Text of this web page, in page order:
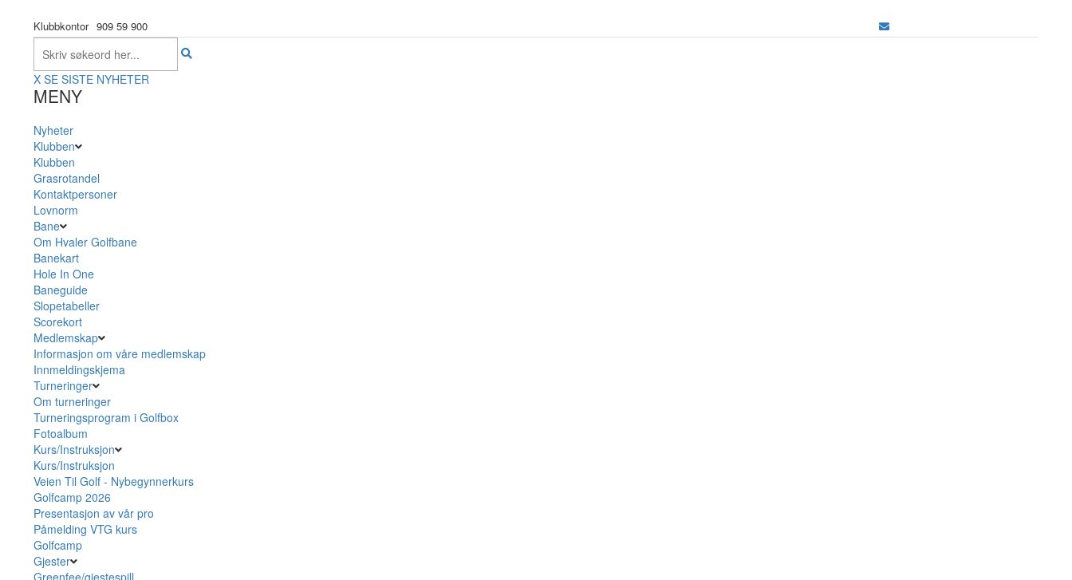
Klubbkontor 909 59 900
X SE SISTE NYHETER
MENY
Nyheter
Klubben
Klubben
Grasrotandel
Kontaktpersoner
Lovnorm
Bane
Om Hvaler Golfbane
Banekart
Hole In One
Baneguide
Slopetabeller
Scorekort
Medlemskap
Informasjon om våre medlemskap
Innmeldingskjema
Turneringer
Om turneringer
Turneringsprogram i Golfbox
Fotoalbum
Kurs/Instruksjon
Kurs/Instruksjon
Veien Til Golf - Nybegynnerkurs
Golfcamp 2026
Presentasjon av vår pro
Påmelding VTG kurs
Golfcamp
Gjester
Greenfee/gjestespill